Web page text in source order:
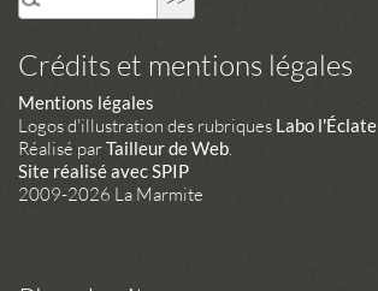
Crédits et mentions légales
Mentions légales
Logos d'illustration des rubriques Labo l'Éclate
Réalisé parTailleur de Web.
Site réalisé avec SPIP
2009-2026 La Marmite